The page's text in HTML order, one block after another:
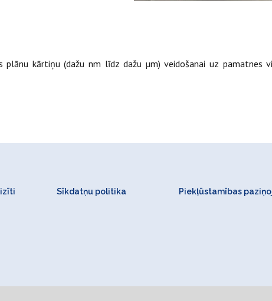
plānu kārtiņu (dažu nm līdz dažu µm) veidošanai uz
Sīkdatņu politika Piekļūstamības